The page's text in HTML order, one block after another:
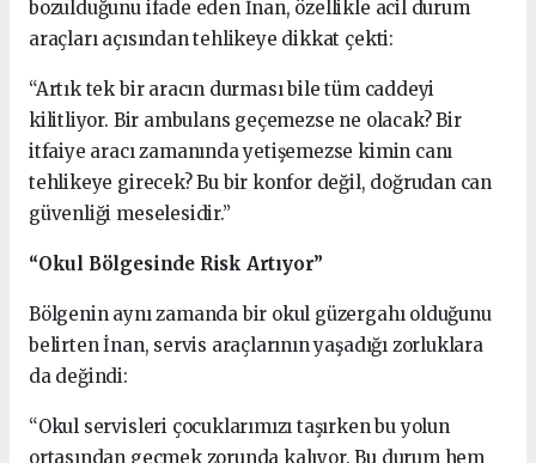
bozulduğunu ifade eden İnan, özellikle acil durum
araçları açısından tehlikeye dikkat çekti:
“Artık tek bir aracın durması bile tüm caddeyi
kilitliyor. Bir ambulans geçemezse ne olacak? Bir
itfaiye aracı zamanında yetişemezse kimin canı
tehlikeye girecek? Bu bir konfor değil, doğrudan can
güvenliği meselesidir.”
“Okul Bölgesinde Risk Artıyor”
Bölgenin aynı zamanda bir okul güzergahı olduğunu
belirten İnan, servis araçlarının yaşadığı zorluklara
da değindi:
“Okul servisleri çocuklarımızı taşırken bu yolun
ortasından geçmek zorunda kalıyor. Bu durum hem